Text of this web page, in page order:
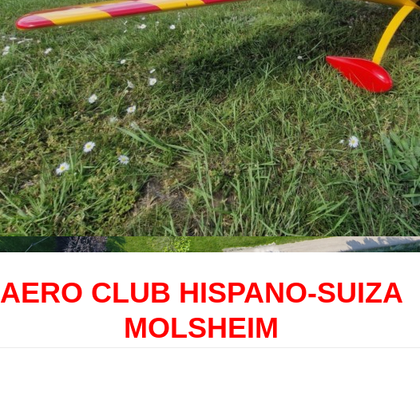
AERO CLUB HISPANO-SUIZA
MOLSHEIM